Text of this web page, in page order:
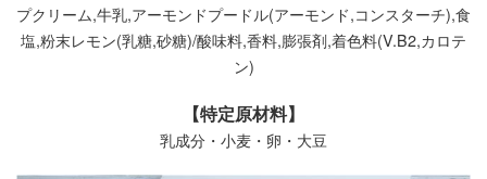
プクリーム,牛乳,アーモンドプードル(アーモンド,コンスターチ),食
塩,粉末レモン(乳糖,砂糖)/酸味料,香料,膨張剤,着色料(V.B2,カロテ
ン)
【特定原材料】
乳成分・小麦・卵・大豆